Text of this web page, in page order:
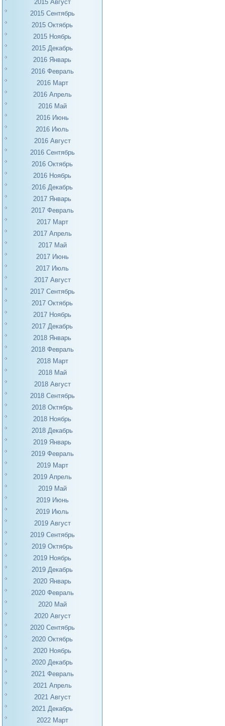
2015 Август
2015 Сентябрь
2015 Октябрь
2015 Ноябрь
2015 Декабрь
2016 Январь
2016 Февраль
2016 Март
2016 Апрель
2016 Май
2016 Июнь
2016 Июль
2016 Август
2016 Сентябрь
2016 Октябрь
2016 Ноябрь
2016 Декабрь
2017 Январь
2017 Февраль
2017 Март
2017 Апрель
2017 Май
2017 Июнь
2017 Июль
2017 Август
2017 Сентябрь
2017 Октябрь
2017 Ноябрь
2017 Декабрь
2018 Январь
2018 Февраль
2018 Март
2018 Май
2018 Август
2018 Сентябрь
2018 Октябрь
2018 Ноябрь
2018 Декабрь
2019 Январь
2019 Февраль
2019 Март
2019 Апрель
2019 Май
2019 Июнь
2019 Июль
2019 Август
2019 Сентябрь
2019 Октябрь
2019 Ноябрь
2019 Декабрь
2020 Январь
2020 Февраль
2020 Май
2020 Август
2020 Сентябрь
2020 Октябрь
2020 Ноябрь
2020 Декабрь
2021 Февраль
2021 Апрель
2021 Август
2021 Декабрь
2022 Март